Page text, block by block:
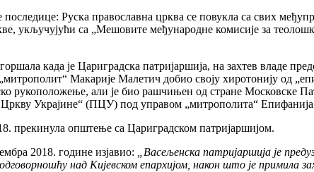
Руска православна црква се повукла са свих
укључујући са „Мешовите међународне комисије за
када је Цариградска патријаршија, на захтев владе
Макарије Малетич добио своју хиротонију од
рукоположење, али је био рашчињен од стране Московске
Цркву Украјине“ (ПЦУ) под управом „митрополита“
прекинула општење са Цариградском патријаршијом.
2018. године изјавио: „Васељенска патријаршија је
над Кијевском епархијом, након што је примила